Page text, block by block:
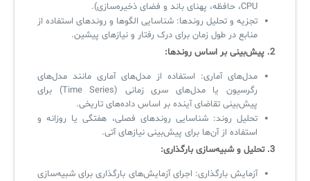
CPU، حافظه، پهنای باند و فضای ذخیره‌سازی).
تجزیه و تحلیل روندها: شناسایی الگوها و روندهای استفاده از
منابع در طول زمان برای درک رفتار و نیازهای پیشین.
2. پیش‌بینی بر اساس روندها:
مدل‌های آماری: استفاده از مدل‌های آماری مانند مدل‌های
رگرسیون یا مدل‌های سری زمانی (Time Series) برای
پیش‌بینی تقاضای آینده بر اساس داده‌های تاریخی.
تحلیل روند: شناسایی روندهای فصلی، هفتگی یا روزانه و
استفاده از آن‌ها برای پیش‌بینی نیازهای آتی.
3. تحلیل و شبیه‌سازی بارگذاری:
آزمایش بارگذاری: اجرای آزمایش‌های بارگذاری برای شبیه‌سازی
AD360
Log360 ابزار SIEM
برنامه‌ساز هوشمند App Creator
سیستم هوشمند مدیریت فروش و فاکتور
سامانه مدیریت امنیت اطلاعات
ITIL & SDP
آموزش فارسی ITIL4
چارچوب ITIL برای همه
فلافلی_فناوری
آرشیو دانلودهای مدانت